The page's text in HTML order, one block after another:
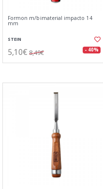
Formon m/bimaterial impacto 14
mm
STEIN
5,10€ 8,49€ - 40%